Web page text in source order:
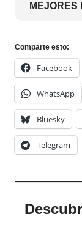
MEJORES
Comparte esto:
Facebook
WhatsApp
Bluesky
Telegram